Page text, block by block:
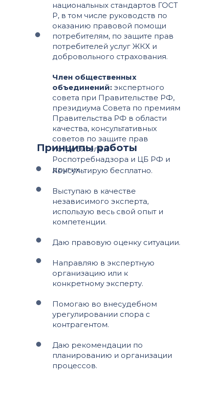
Принципы работы
национальных стандартов ГОСТ
Р, в том числе руководств по
оказанию правовой помощи
потребителям, по защите прав
потребителей услуг ЖКХ и
добровольного страхования.
Член общественных
объединений: экспертного
совета при Правительстве РФ,
президиума Совета по премиям
Правительства РФ в области
качества, консультативных
советов по защите прав
потребителей
Роспотребнадзора и ЦБ РФ и
других.
Консультирую бесплатно.
Выступаю в качестве
независимого эксперта,
использую весь свой опыт и
компетенции.
Даю правовую оценку ситуации.
Направляю в экспертную
организацию или к
конкретному эксперту.
Помогаю во внесудебном
урегулировании спора с
контрагентом.
Даю рекомендации по
планированию и организации
процессов.